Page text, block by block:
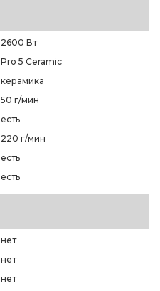
2600 Вт
Pro 5 Ceramic
керамика
50 г/мин
есть
220 г/мин
есть
есть
нет
нет
нет